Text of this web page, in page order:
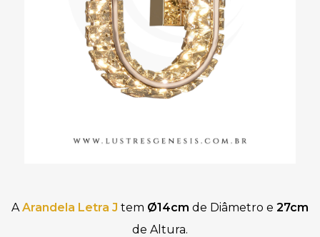
A Arandela Letra J tem Ø14cm de Diâmetro e 27cm
de Altura.